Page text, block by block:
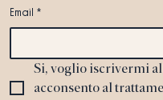
Email *
Si, voglio iscrivermi
acconsento al